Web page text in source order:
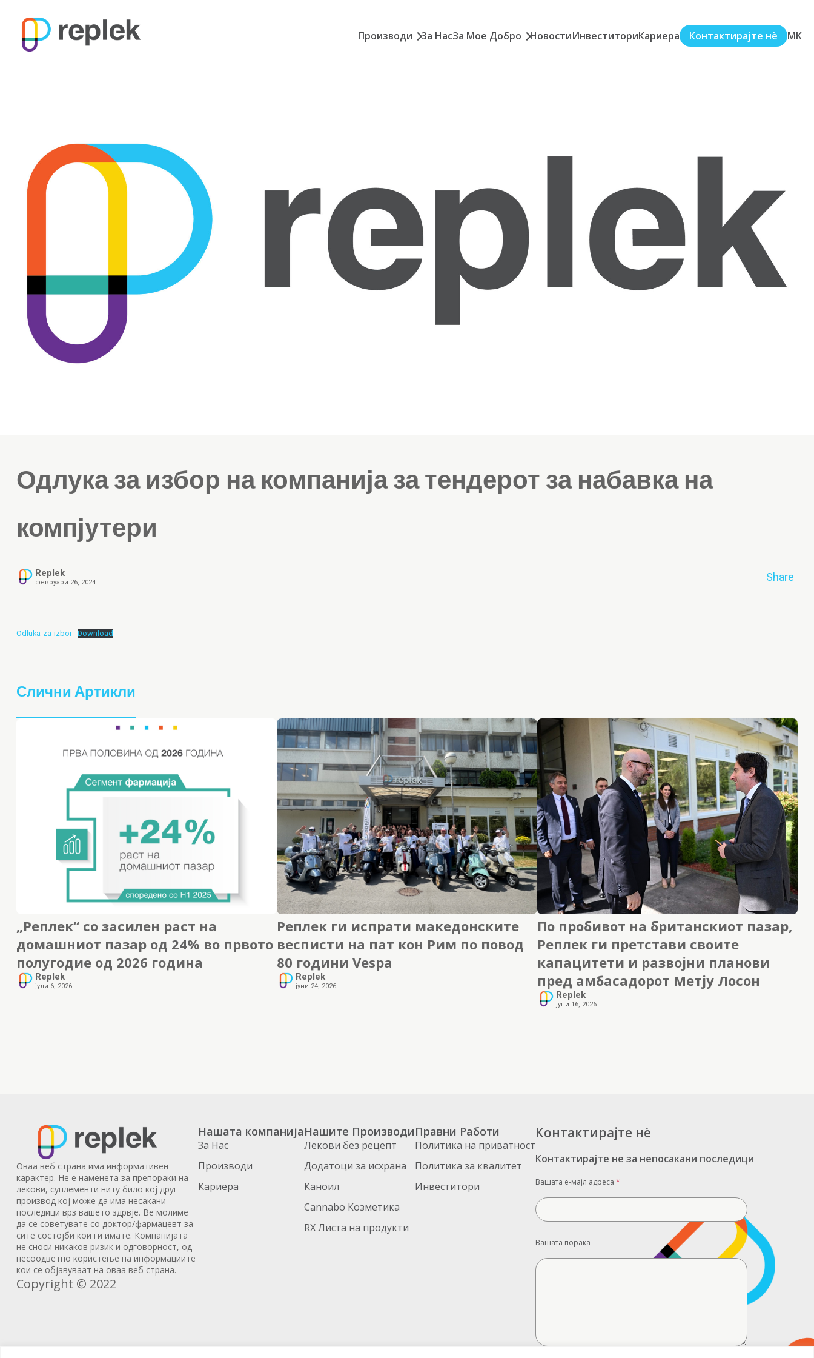
Производи За НасЗа Мое Добро НовостиИнвеститориКариера Контактирајте нè MK
Одлука за избор на компанија за тендерот за набавка на
компјутери
Replek
февруари 26, 2024 Share
Odluka-za-izbor Download
Слични Артикли
„Реплек“ со засилен раст на
домашниот пазар од 24% во првото
полугодие од 2026 година
Replek
јули 6, 2026
Реплек ги испрати македонските
весписти на пат кон Рим по повод
80 години Vespa
Replek
јуни 24, 2026
По пробивот на британскиот пазар,
Реплек ги претстави своите
капацитети и развојни планови
пред амбасадорот Метју Лосон
Replek
јуни 16, 2026
Оваа веб страна има информативен
карактер. Не е наменета за препораки на
лекови, суплементи ниту било кој друг
производ кој може да има несакани
последици врз вашето здрвје. Ве молиме
да се советувате со доктор/фармацевт за
сите состојби кои ги имате. Компанијата
не сноси никаков ризик и одговорност, од
несоодветно користење на информациите
кои се објавуваат на оваа веб страна.
Copyright © 2022
Нашата компанија
За Нас
Производи
Кариера
Нашите Производи
Лекови без рецепт
Додатоци за исхрана
Каноил
Cannabo Козметика
RX Листа на продукти
Правни Работи
Политика на приватност
Политика за квалитет
Инвеститори
Контактирајте нè
Контактирајте не за непосакани последици
Вашата е-мајл адреса *
Вашата порака